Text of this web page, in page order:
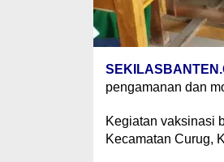
pengamanan dan
Kegiatan vaksinasi
Kecamatan Curug,